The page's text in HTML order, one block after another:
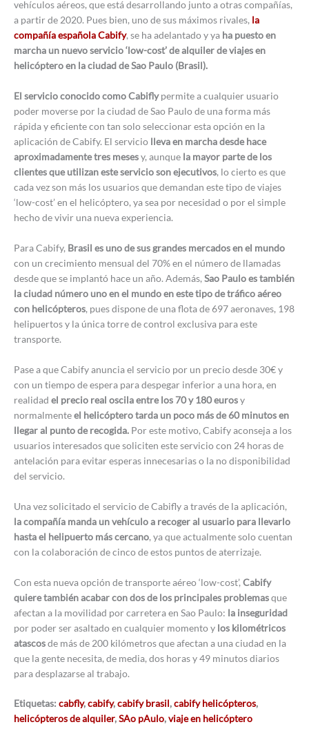
vehículos aéreos, que está desarrollando junto a otras compañías,
a partir de 2020. Pues bien, uno de sus máximos rivales, la
compañía española Cabify, se ha adelantado y ya ha puesto en
marcha un nuevo servicio ‘low-cost’ de alquiler de viajes en
helicóptero en la ciudad de Sao Paulo (Brasil).
El servicio conocido como Cabiflypermite a cualquier usuario
poder moverse por la ciudad de Sao Paulo de una forma más
rápida y eficiente con tan solo seleccionar esta opción en la
aplicación de Cabify. El servicio lleva en marcha desde hace
aproximadamente tres mesesy, aunque la mayor parte de los
clientes que utilizan este servicio son ejecutivos, lo cierto es que
cada vez son más los usuarios que demandan este tipo de viajes
‘low-cost’ en el helicóptero, ya sea por necesidad o por el simple
hecho de vivir una nueva experiencia.
Para Cabify, Brasil es uno de sus grandes mercados en el mundo
con un crecimiento mensual del 70% en el número de llamadas
desde que se implantó hace un año. Además, Sao Paulo es también
la ciudad número uno en el mundo en este tipo de tráfico aéreo
con helicópteros, pues dispone de una flota de 697 aeronaves, 198
helipuertos y la única torre de control exclusiva para este
transporte.
Pase a que Cabify anuncia el servicio por un precio desde 30€ y
con un tiempo de espera para despegar inferior a una hora, en
realidad el precio real oscila entre los 70 y 180 eurosy
normalmenteel helicóptero tarda un poco más de 60 minutos en
llegar al punto de recogida. Por este motivo, Cabify aconseja a los
usuarios interesados que soliciten este servicio con 24 horas de
antelación para evitar esperas innecesarias o la no disponibilidad
del servicio.
Una vez solicitado el servicio de Cabifly a través de la aplicación,
la compañía manda un vehículo a recoger al usuario para llevarlo
hasta el helipuerto más cercano, ya que actualmente solo cuentan
con la colaboración de cinco de estos puntos de aterrizaje.
Con esta nueva opción de transporte aéreo ‘low-cost’, Cabify
quiere también acabar con dos de los principales problemasque
afectan a la movilidad por carretera en Sao Paulo: la inseguridad
por poder ser asaltado en cualquier momento y los kilométricos
atascosde más de 200 kilómetros que afectan a una ciudad en la
que la gente necesita, de media, dos horas y 49 minutos diarios
para desplazarse al trabajo.
Etiquetas: cabfly,cabify,cabify brasil,cabify helicópteros,
helicópteros de alquiler,SAo pAulo,viaje en helicóptero